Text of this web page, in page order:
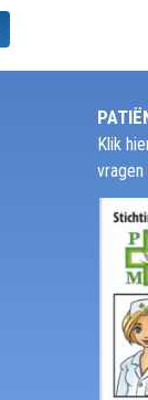
Klik
vragen